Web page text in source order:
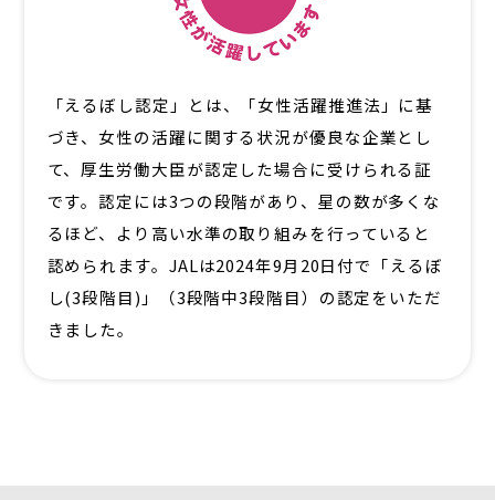
「えるぼし認定」とは、「女性活躍推進法」に基
づき、女性の活躍に関する状況が優良な企業とし
て、厚生労働大臣が認定した場合に受けられる証
です。認定には3つの段階があり、星の数が多くな
るほど、より高い水準の取り組みを行っていると
認められます。JALは2024年9月20日付で「えるぼ
し(3段階目)」（3段階中3段階目）の認定をいただ
きました。